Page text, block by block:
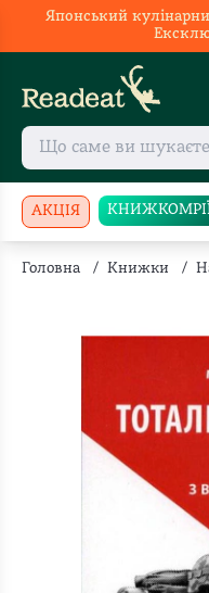
Японський
АКЦІЯ
Головна / Книжки /